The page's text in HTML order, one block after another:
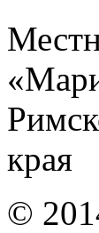
края
©